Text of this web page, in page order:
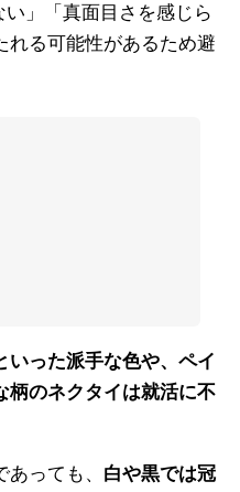
い」「真面目さを感じら
れる可能性があるため避
いった派手な色や、ペイ
柄のネクタイは就活に不
っても、 白や黒では冠